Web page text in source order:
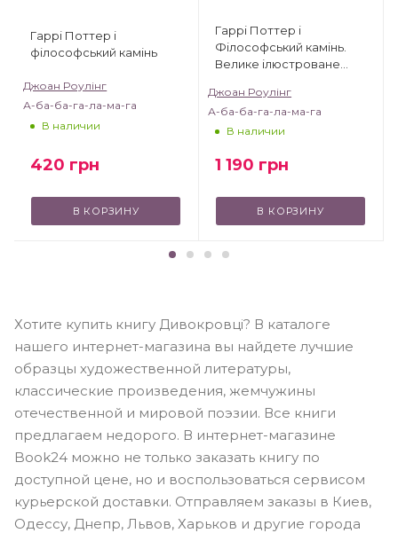
Гаррі Поттер і
філософський камінь
Джоан Роулінг
А-ба-ба-га-ла-ма-га
В наличии
420 грн
В КОРЗИНУ
Гаррі Поттер і
Філософський камінь.
Велике ілюстроване
Джоан Роулінг
А-ба-ба-га-ла-ма-га
В наличии
1 190 грн
В КОРЗИНУ
Хотите купить книгу Дивокровці? В каталоге
нашего интернет-магазина вы найдете лучшие
образцы художественной литературы,
классические произведения, жемчужины
отечественной и мировой поэзии. Все книги
предлагаем недорого. В интернет-магазине
Book24 можно не только заказать книгу по
доступной цене, но и воспользоваться сервисом
курьерской доставки. Отправляем заказы в Киев,
Одессу, Днепр, Львов, Харьков и другие города